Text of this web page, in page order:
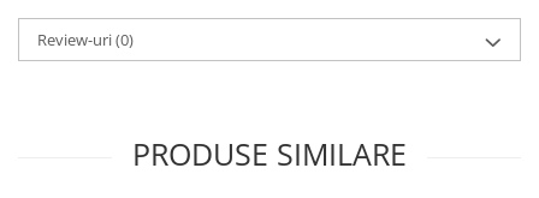
Review-uri(0)
PRODUSE SIMILARE